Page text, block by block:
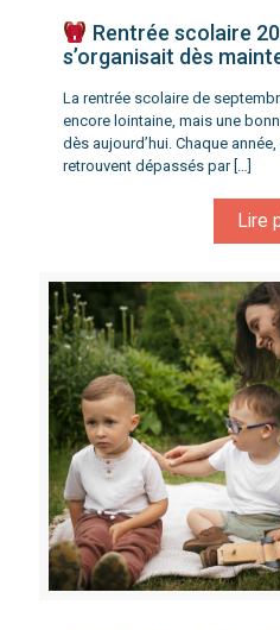
Rentrée scolaire
s’organisait dès
La rentrée scolaire de
encore lointaine, mais une
dès aujourd’hui. Chaque
retrouvent dépassés par[…]
Lire